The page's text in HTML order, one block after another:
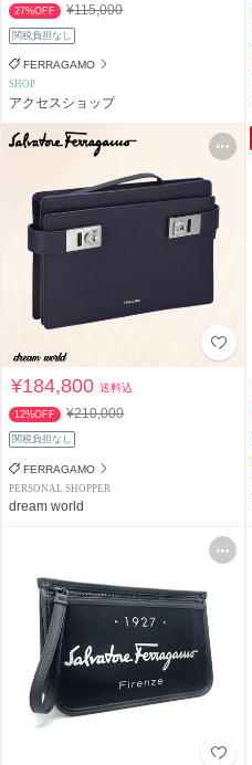
27%OFF ¥115,000
関税負担なし
FERRAGAMO
SHOP
アクセスショップ
¥184,800送料込
12%OFF ¥210,000
関税負担なし
FERRAGAMO
PERSONAL SHOPPER
dream world